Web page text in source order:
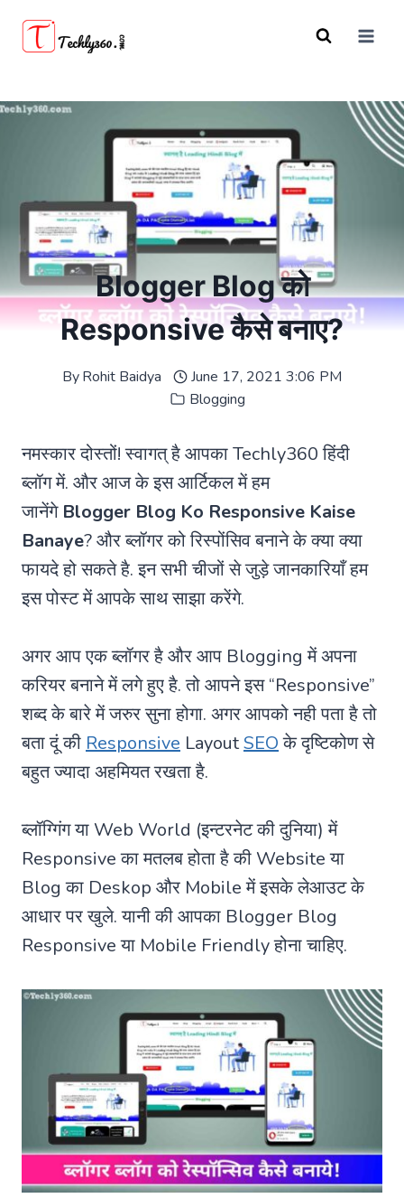
Blogger Blog को
Responsive कैसे बनाए?
ByRohit Baidya
June 17, 2021 3:06 PM
Blogging
नमस्कार दोस्तों! स्वागत् है आपका Techly360 हिंदी
ब्लॉग में. और आज के इस आर्टिकल में हम
जानेंगे Blogger Blog Ko Responsive Kaise
Banaye? और ब्लॉगर को रिस्पोंसिव बनाने के क्या क्या
फायदे हो सकते है. इन सभी चीजों से जुड़े जानकारियाँ हम
इस पोस्ट में आपके साथ साझा करेंगे.
अगर आप एक ब्लॉगर है और आप Blogging में अपना
करियर बनाने में लगे हुए है. तो आपने इस “Responsive”
शब्द के बारे में जरुर सुना होगा. अगर आपको नही पता है तो
बता दूं की Responsive LayoutSEOके दृष्टिकोण से
बहुत ज्यादा अहमियत रखता है.
ब्लॉग्गिंग या Web World (इन्टरनेट की दुनिया) में
Responsive का मतलब होता है की Website या
Blog का Deskop और Mobile में इसके लेआउट के
आधार पर खुले. यानी की आपका Blogger Blog
Responsive या Mobile Friendly होना चाहिए.